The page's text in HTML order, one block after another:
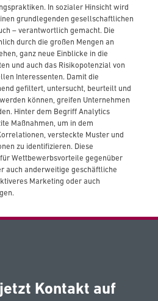
In sozialer Hinsicht wird
grundlegenden gesellschaftlichen
– verantwortlich gemacht. Die
durch die großen Mengen an
ganz neue Einblicke in die
und auch das Risikopotenzial von
Interessenten. Damit die
gefiltert, untersucht, beurteilt und
können, greifen Unternehmen
Hinter dem Begriff Analytics
Maßnahmen, um in dem
versteckte Muster und
zu identifizieren. Diese
Wettbewerbsvorteile gegenüber
auch anderweitige geschäftliche
Marketing oder auch
Kontakt auf